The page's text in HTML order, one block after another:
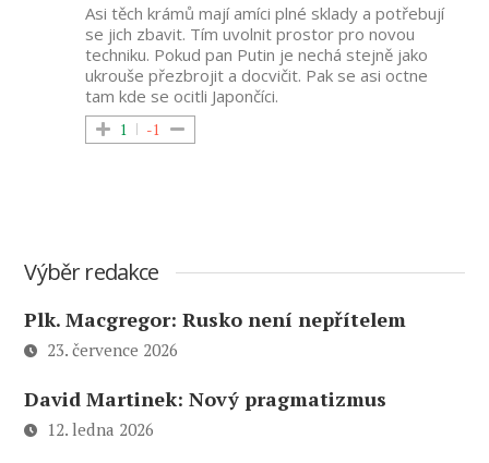
Asi těch krámů mají amíci plné sklady a potřebují
se jich zbavit. Tím uvolnit prostor pro novou
techniku. Pokud pan Putin je nechá stejně jako
ukrouše přezbrojit a docvičit. Pak se asi octne
tam kde se ocitli Japončíci.
1 -1
Výběr redakce
Plk. Macgregor: Rusko není nepřítelem
23. července 2026
David Martinek: Nový pragmatizmus
12. ledna 2026